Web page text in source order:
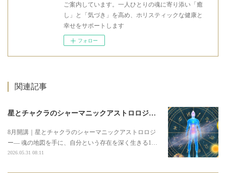
ご案内しています。一人ひとりの魂に寄り添い「癒
し」と「気づき」を高め、ホリスティックな健康と
幸せをサポートします
フォロー
関連記事
星とチャクラのシャーマニックアストロロジー3期募集のお知らせ
8月開講｜星とチャクラのシャーマニックアストロロジ
ー― 魂の地図を手に、自分という存在を深く生きる1…
2026.05.31 08:11